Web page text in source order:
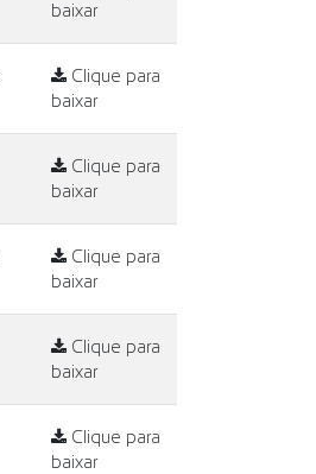
baixar
Clique para
baixar
Clique para
baixar
Clique para
baixar
Clique para
baixar
Clique para
baixar